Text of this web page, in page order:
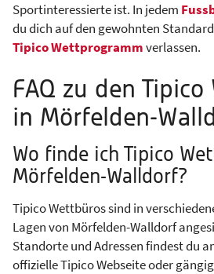
Sportinteressierte ist. In jedem
du dich auf den gewohnten
Tipico Wettprogrammverlassen.
FAQ zu den
in Mörfelden-
Wo finde ich Tipico
Mörfelden-Walldorf?
Tipico Wettbüros sind in
Lagen von Mörfelden-Walldorf
Standorte und Adressen findest du
offizielle Tipico Webseite oder